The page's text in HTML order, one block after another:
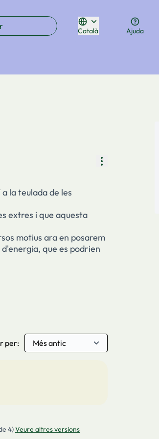
Català
Triar la llenguaElegir
Ajuda
Controls de
la teulada de les
extres i que aquesta
motius ara en posarem
que es podrien
per:
4) veure altres versions